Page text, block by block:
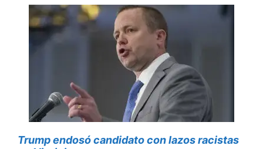
Trump endosó candidato con lazos racistas